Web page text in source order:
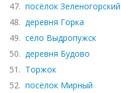
47. посёлок Зеленогорский
48. деревня Горка
49. село Выдропужск
50. деревня Будово
51. Торжок
52. посёлок Мирный